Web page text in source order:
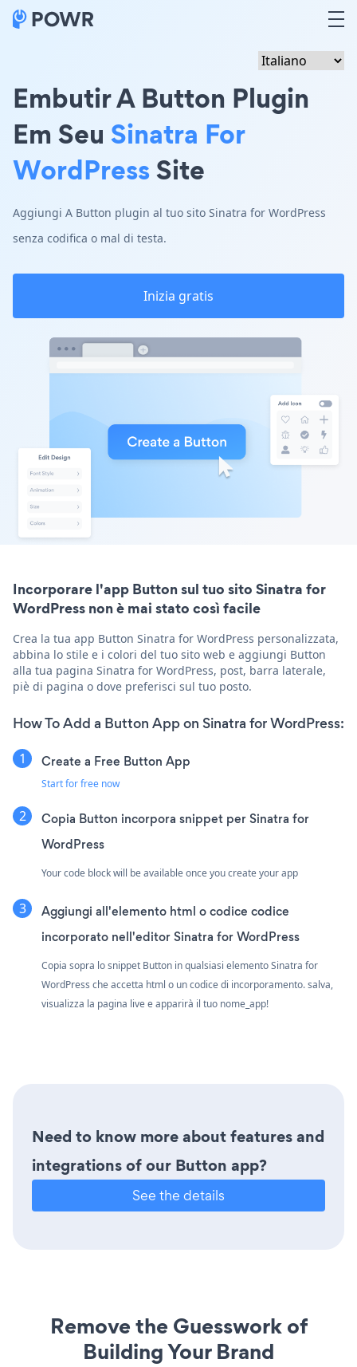
Embutir A Button Plugin
Em Seu Sinatra For
WordPressSite
Aggiungi A Button plugin al tuo sito Sinatra for WordPress
senza codifica o mal di testa.
Inizia gratis
Incorporare l'app Button sul tuo sito Sinatra for
WordPress non è mai stato così facile
Crea la tua app Button Sinatra for WordPress personalizzata,
abbina lo stile e i colori del tuo sito web e aggiungi Button
alla tua pagina Sinatra for WordPress, post, barra laterale,
piè di pagina o dove preferisci sul tuo posto.
How To Add a Button App on Sinatra for WordPress:
Create a Free Button App
Start for free now
Copia Button incorpora snippet per Sinatra for
WordPress
Your code block will be available once you create your app
Aggiungi all'elemento html o codice codice
incorporato nell'editor Sinatra for WordPress
Copia sopra lo snippet Button in qualsiasi elemento Sinatra for
WordPress che accetta html o un codice di incorporamento. salva,
visualizza la pagina live e apparirà il tuo nome_app!
Need to know more about features and
integrations of our Button app?
See the details
Remove the Guesswork of
Building Your Brand